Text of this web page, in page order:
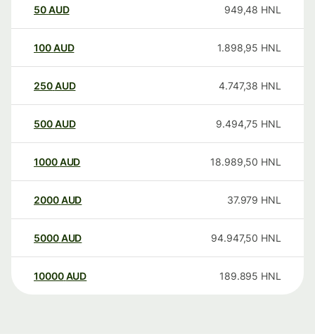
50AUD 949,48 HNL
100AUD 1.898,95 HNL
250AUD 4.747,38 HNL
500AUD 9.494,75 HNL
1000AUD 18.989,50 HNL
2000AUD 37.979 HNL
5000AUD 94.947,50 HNL
10000 AUD 189.895 HNL